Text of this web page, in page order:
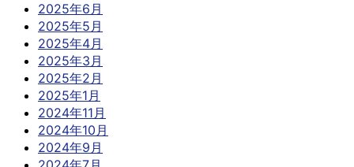
2025年6月
2025年5月
2025年4月
2025年3月
2025年2月
2025年1月
2024年11月
2024年10月
2024年9月